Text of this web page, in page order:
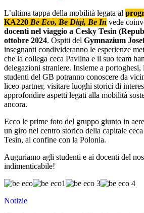
L’ultima tappa della mobilità legata al
KA220 Be Eco, Be Digi, Be In vede
docenti nel viaggio a Cesky Tesin
ottobre 2024. Ospiti del Gymnazium
insegnanti condivideranno le esperienze
che la collega ceca Pavlina e il suo team
delegazioni straniere. Insieme a
studenti del GB potranno conoscere da
liceo partner, visitare luoghi storici di
approfondire aspetti legati alla mobilità
ancora.
Ecco le prime foto del gruppo giunto in
un giro nel centro storico della capitale
Tesin, al confine con la Polonia.
Auguriamo agli studenti e ai docenti del
indimenticabile!
Notizie